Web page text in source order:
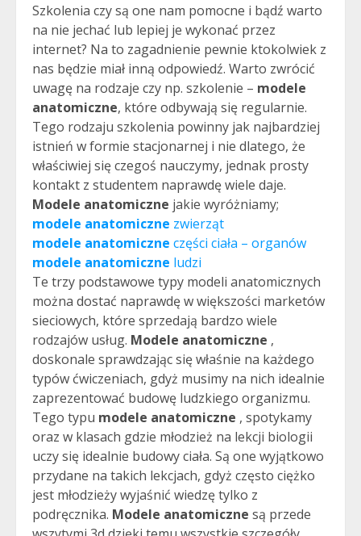
Szkolenia czy są one nam pomocne i bądź warto
na nie jechać lub lepiej je wykonać przez
internet? Na to zagadnienie pewnie ktokolwiek z
nas będzie miał inną odpowiedź. Warto zwrócić
uwagę na rodzaje czy np. szkolenie – modele
anatomiczne, które odbywają się regularnie.
Tego rodzaju szkolenia powinny jak najbardziej
istnień w formie stacjonarnej i nie dlatego, że
właściwiej się czegoś nauczymy, jednak prosty
kontakt z studentem naprawdę wiele daje.
Modele anatomiczne jakie wyróżniamy;
modele anatomiczne zwierząt
modele anatomiczne części ciała – organów
modele anatomiczne ludzi
Te trzy podstawowe typy modeli anatomicznych
można dostać naprawdę w większości marketów
sieciowych, które sprzedają bardzo wiele
rodzajów usług. Modele anatomiczne ,
doskonale sprawdzając się właśnie na każdego
typów ćwiczeniach, gdyż musimy na nich idealnie
zaprezentować budowę ludzkiego organizmu.
Tego typu modele anatomiczne , spotykamy
oraz w klasach gdzie młodzież na lekcji biologii
uczy się idealnie budowy ciała. Są one wyjątkowo
przydane na takich lekcjach, gdyż często ciężko
jest młodzieży wyjaśnić wiedzę tylko z
podręcznika. Modele anatomiczne są przede